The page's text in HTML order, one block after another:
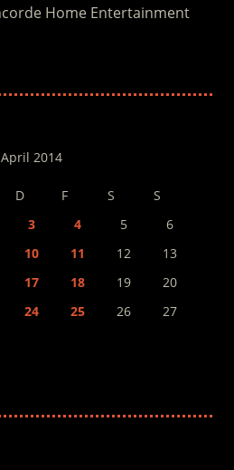
Home Entertainment
April 2014
D F S
S
3 4 5
6
10 11 12
13
17 18 19
20
24 25 26
27